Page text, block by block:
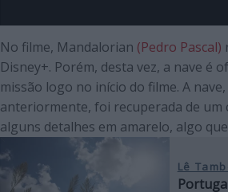
No filme, Mandalorian (Pedro Pascal)
Disney+. Porém, desta vez, a nave é
missão logo no início do filme. A
anteriormente, foi recuperada de um
alguns detalhes em amarelo, algo
Lê